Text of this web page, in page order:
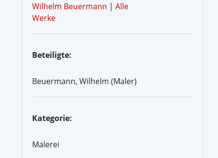
Wilhelm Beuermann | Alle
Werke
Beteiligte:
Beuermann, Wilhelm (Maler)
Kategorie:
Malerei